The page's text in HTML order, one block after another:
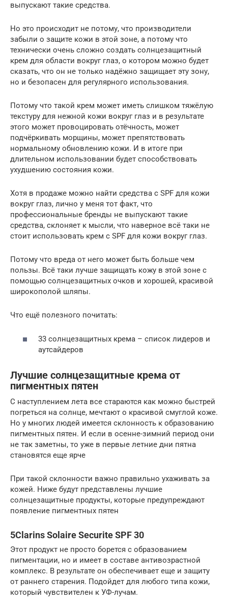
выпускают такие средства.
Но это происходит не потому, что производители
забыли о защите кожи в этой зоне, а потому что
технически очень сложно создать солнцезащитный
крем для области вокруг глаз, о котором можно будет
сказать, что он не только надёжно защищает эту зону,
но и безопасен для регулярного использования.
Потому что такой крем может иметь слишком тяжёлую
текстуру для нежной кожи вокруг глаз и в результате
этого может провоцировать отёчность, может
подчёркивать морщины, может препятствовать
нормальному обновлению кожи. И в итоге при
длительном использовании будет способствовать
ухудшению состояния кожи.
Хотя в продаже можно найти средства с SPF для кожи
вокруг глаз, лично у меня тот факт, что
профессиональные бренды не выпускают такие
средства, склоняет к мысли, что наверное всё таки не
стоит использовать крем с SPF для кожи вокруг глаз.
Потому что вреда от него может быть больше чем
пользы. Всё таки лучше защищать кожу в этой зоне с
помощью солнцезащитных очков и хорошей, красивой
широкополой шляпы.
Что ещё полезного почитать:
33 солнцезащитных крема – список лидеров и
аутсайдеров
Лучшие солнцезащитные крема от
пигментных пятен
С наступлением лета все стараются как можно быстрей
погреться на солнце, мечтают о красивой смуглой коже.
Но у многих людей имеется склонность к образованию
пигментных пятен. И если в осенне-зимний период они
не так заметны, то уже в первые летние дни пятна
становятся еще ярче
При такой склонности важно правильно ухаживать за
кожей. Ниже будут представлены лучшие
солнцезащитные продукты, которые предупреждают
появление пигментных пятен
5Clarins Solaire Securite SPF 30
Этот продукт не просто борется с образованием
пигментации, но и имеет в составе антивозрастной
комплекс. В результате он обеспечивает еще и защиту
от раннего старения. Подойдет для любого типа кожи,
который чувствителен к УФ-лучам.